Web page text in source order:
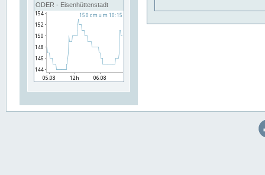
ODER - Eisenhüttenstadt